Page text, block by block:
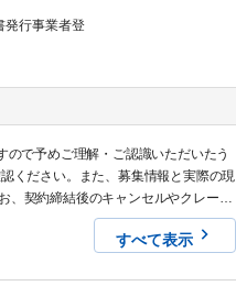
発行事業者登
で予めご理解・ご認識いただいたう
ください。また、募集情報と実際の現
、契約締結後のキャンセルやクレーム
すべて表示